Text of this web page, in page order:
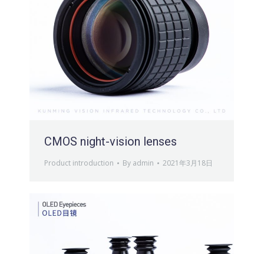
CMOS night-vision lenses
Product introduction By admin 2021年3月18日